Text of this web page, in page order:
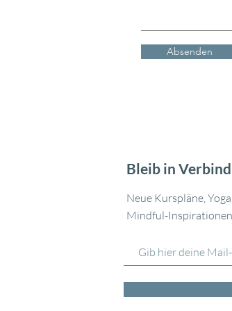
Absenden
Bleib in
Neue Kurspläne,
Mindful-